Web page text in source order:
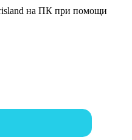
на ПК при помощи